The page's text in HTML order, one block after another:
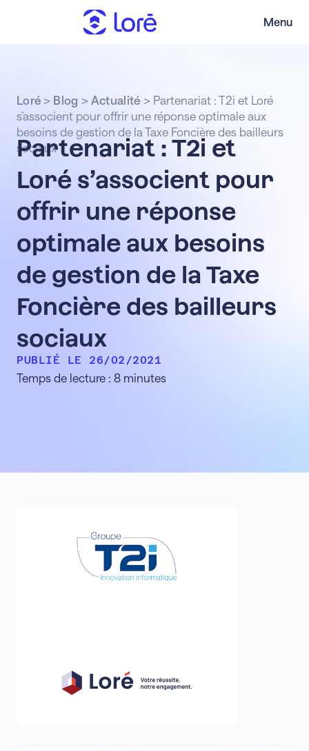
Menu
Partenariat : T2i et
Loré s’associent pour
offrir une réponse
optimale aux besoins
de gestion de la Taxe
Foncière des bailleurs
sociaux
PUBLIÉ LE 26/02/2021
Temps de lecture : 8 minutes
Loré > Blog > Actualité > Partenariat : T2i et Loré
s’associent pour offrir une réponse optimale aux
besoins de gestion de la Taxe Foncière des bailleurs
sociaux